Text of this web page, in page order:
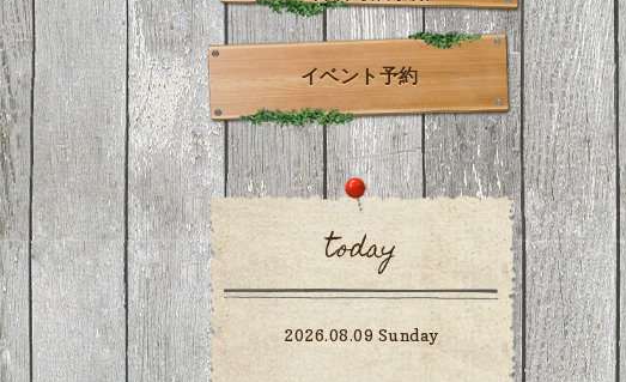
イベント予約
today
2026.08.09 Sunday